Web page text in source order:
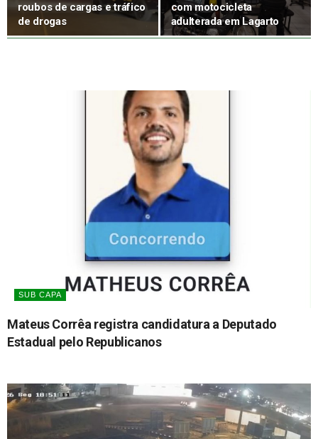
roubos de cargas e tráfico
de drogas
com motocicleta
adulterada em Lagarto
SUB CAPA
Mateus Corrêa registra candidatura a Deputado
Estadual pelo Republicanos